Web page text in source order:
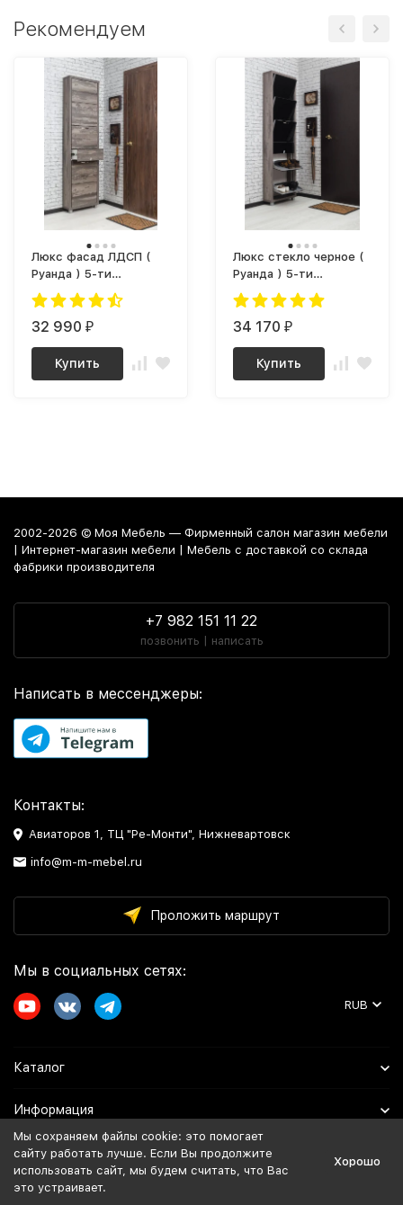
Рекомендуем
Люкс фасад ЛДСП (
Руанда ) 5-ти
секционный Плюс
32 990 ₽
Купить
Люкс стекло черное (
Руанда ) 5-ти
секционный Плюс
34 170 ₽
Купить
2002-2026 © Моя Мебель — Фирменный салон магазин мебели
| Интернет-магазин мебели | Мебель с доставкой со склада
фабрики производителя
+7 982 151 11 22
позвонить | написать
Написать в мессенджеры:
Контакты:
Авиаторов 1, ТЦ "Ре-Монти", Нижневартовск
info@m-m-mebel.ru
Проложить маршрут
Мы в социальных сетях:
RUB
Каталог
Информация
Помощь
Мы сохраняем файлы cookie: это помогает
сайту работать лучше. Если Вы продолжите
использовать сайт, мы будем считать, что Вас
это устраивает.
Хорошо